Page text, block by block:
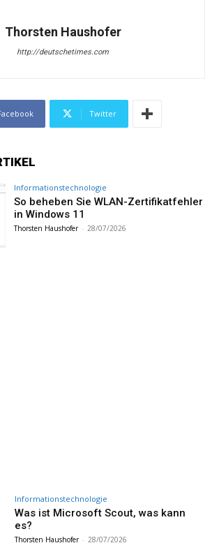
Thorsten Haushofer
http://deutschetimes.com
Twitter
Informationstechnologie
So beheben Sie WLAN-Zertifikatfehler
in Windows 11
Thorsten Haushofer - 28/07/2026
Informationstechnologie
Was ist Microsoft Scout, was kann
es?
Thorsten Haushofer - 28/07/2026